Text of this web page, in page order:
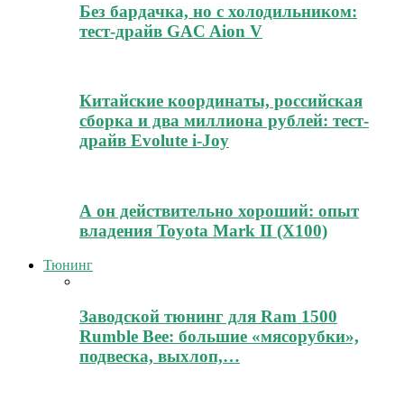
Без бардачка, но с холодильником:
тест-драйв GAC Aion V
Китайские координаты, российская
сборка и два миллиона рублей: тест-
драйв Evolute i-Joy
А он действительно хороший: опыт
владения Toyota Mark II (Х100)
Тюнинг
Заводской тюнинг для Ram 1500
Rumble Bee: большие «мясорубки»,
подвеска, выхлоп,…